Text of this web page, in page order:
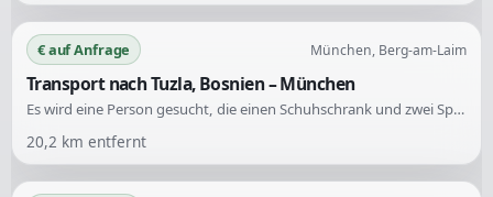
€ auf Anfrage München, Berg-am-Laim
Transport nach Tuzla, Bosnien – München
Es wird eine Person gesucht, die einen Schuhschrank und zwei Spiegel nach Tuzla in Bosnien transportieren kann. Die Abholung erfolgt in München, Berg-am-Laim.
20,2 km entfernt